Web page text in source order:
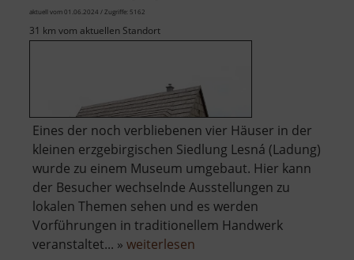
aktuell vom 01.06.2024 / Zugriffe: 5162
31 km vom aktuellen Standort
Eines der noch verbliebenen vier Häuser in der
kleinen erzgebirgischen Siedlung Lesná (Ladung)
wurde zu einem Museum umgebaut. Hier kann
der Besucher wechselnde Ausstellungen zu
lokalen Themen sehen und es werden
Vorführungen in traditionellem Handwerk
veranstaltet... » weiterlesen